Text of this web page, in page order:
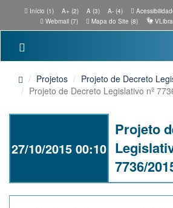
Início (1) A+ (2) A (3) A- (4)
Webmail (7)
Mapa do Site (8)
Projetos
Projeto de Decreto
Projeto de Decreto Legislativo nº
27/10/2015 00:10
Projeto
7736/